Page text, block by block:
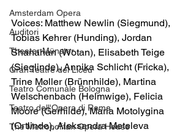
Amsterdam Opera
Auditori
Theater Münster
Gran Teatre del Liceu
Teatro Comunale Bologna
Teatro dell'Opera di Roma
The Metropolitan Opera House
Voices: Matthew Newlin (Siegmund),
Tobias Kehrer (Hunding), Jordan
Shanahan (Wotan), Elisabeth Teige
(Sieglinde), Annika Schlicht (Fricka),
Trine Møller (Brünnhilde), Martina
Welschenbach (Helmwige), Felicia
Moore (Gerhilde), Maria Motolygina
(Ortlinde), Aleksandra Meteleva